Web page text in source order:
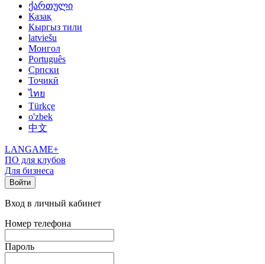
ქართული
Қазақ
Кыргыз тили
latviešu
Монгол
Português
Српски
Тоҷикӣ
ไทย
Türkçe
o'zbek
中文
LANGAME+
ПО для клубов
Для бизнеса
Войти
Вход в личный кабинет
Номер телефона
Пароль